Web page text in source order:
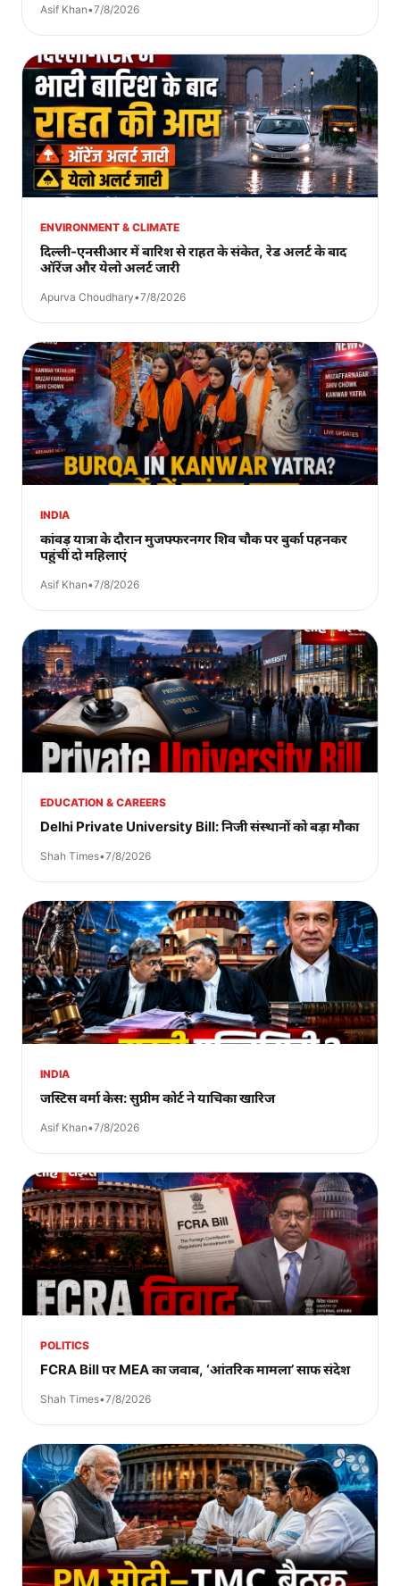
Asif Khan•7/8/2026
ENVIRONMENT & CLIMATE
दिल्ली-एनसीआर में बारिश से राहत के संकेत, रेड अलर्ट के बाद
ऑरेंज और येलो अलर्ट जारी
Apurva Choudhary•7/8/2026
INDIA
कांवड़ यात्रा के दौरान मुजफ्फरनगर शिव चौक पर बुर्का पहनकर
पहुंचीं दो महिलाएं
Asif Khan•7/8/2026
EDUCATION & CAREERS
Delhi Private University Bill: निजी संस्थानों को बड़ा मौका
Shah Times•7/8/2026
INDIA
जस्टिस वर्मा केस: सुप्रीम कोर्ट ने याचिका खारिज
Asif Khan•7/8/2026
POLITICS
FCRA Bill पर MEA का जवाब, ‘आंतरिक मामला’ साफ संदेश
Shah Times•7/8/2026